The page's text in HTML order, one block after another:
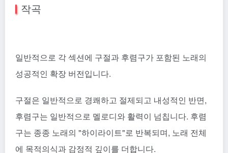
작곡
일반적으로 각 섹션에 구절과 후렴구가 포함된 노래의
성공적인 확장 버전입니다.
구절은 일반적으로 경쾌하고 절제되고 내성적인 반면,
후렴구는 일반적으로 멜로디와 활력이 넘칩니다. 후렴
구는 종종 노래의 "하이라이트"로 반복되며, 노래 전체
에 목적의식과 감정적 깊이를 더합니다.